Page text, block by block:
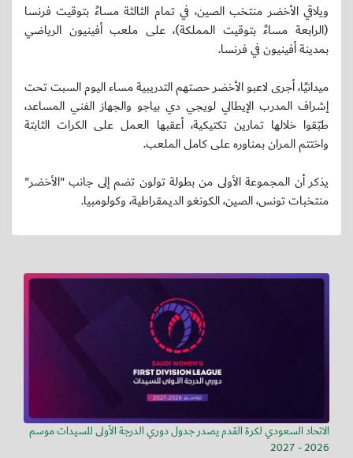
ويلاقي الأخضر منتخب الصين، في تمام الثالثة مساءً بتوقيت فرنسا
(الرابعة مساءً بتوقيت المملكة)، على ملعب أفينيون الرياضي
بمدينة أفينيون في فرنسا.
ميدانيًا، أجرى لاعبو الأخضر حصتهم التدريبية مساء اليوم السبت تحت
إشراف المدرب الإيطالي لويجي دي بياجو والجهاز الفني المساعد،
طبّقوا خلالها تمارين تكتيكية، أعقبها العمل على الكرات الثابتة
واختتم المران بمناوره على كامل الملعب.
يذكر أن المجموعة الأولى من بطولة تولون تضم إلى جانب "الأخضر"
منتخبات تونس، الصين، الكونغو الديمقراطية، وكولومبيا.
الاتحاد السعودي لكرة القدم يصدر جدول دوري الدرجة الأولى للسيدات موسم
2026 - 2027